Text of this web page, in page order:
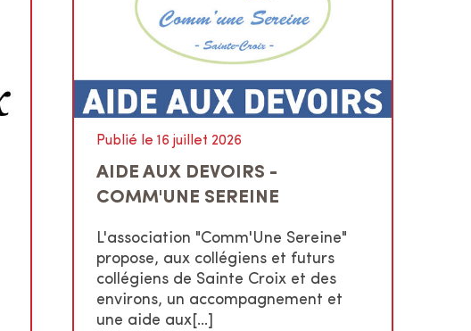
Publié le 16 juillet 2026
AIDE AUX DEVOIRS -
COMM'UNE SEREINE
L'association "Comm'Une Sereine"
propose, aux collégiens et futurs
collégiens de Sainte Croix et des
environs, un accompagnement et
une aide aux[...]